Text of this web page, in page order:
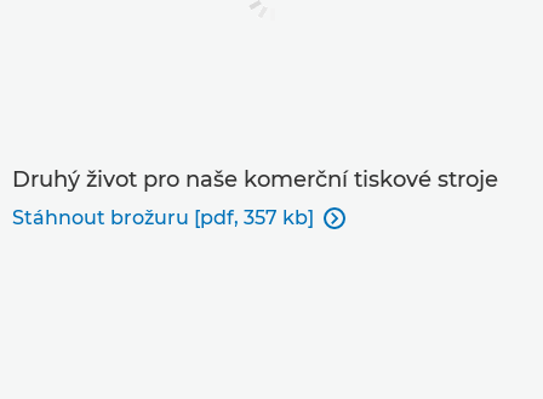
Druhý život pro naše komerční tiskové stroje
Stáhnout brožuru [pdf, 357 kb] 